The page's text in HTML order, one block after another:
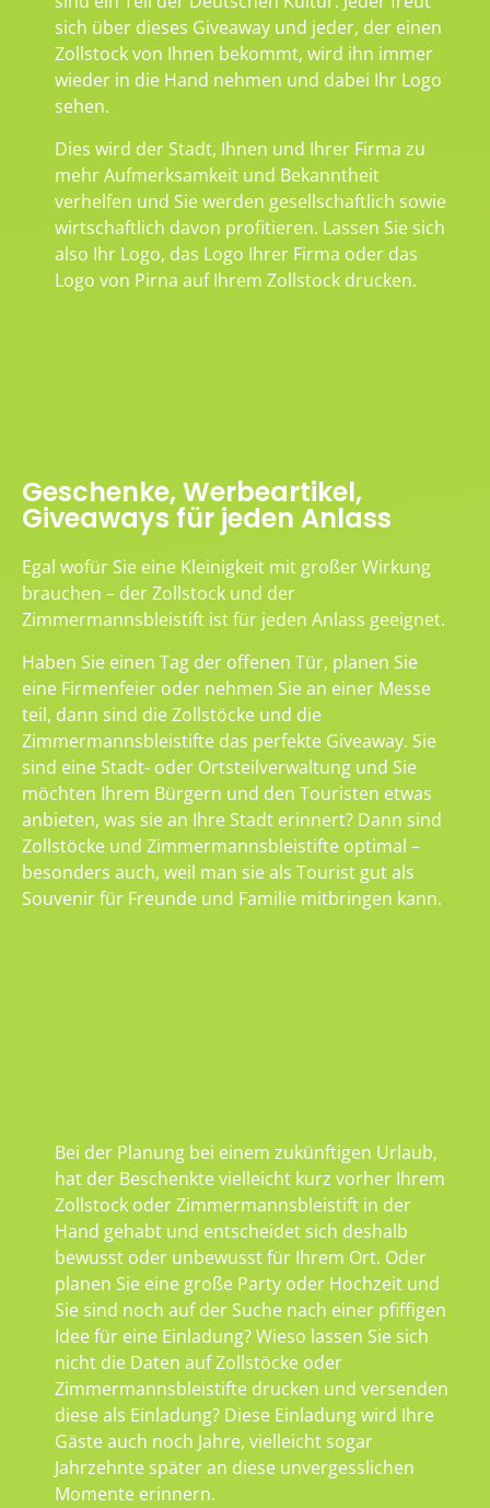
sich über dieses Giveaway und jeder, der einen
Zollstock von Ihnen bekommt, wird ihn immer
wieder in die Hand nehmen und dabei Ihr Logo
sehen.
Dies wird der Stadt, Ihnen und Ihrer Firma zu
mehr Aufmerksamkeit und Bekanntheit
verhelfen und Sie werden gesellschaftlich sowie
wirtschaftlich davon profitieren. Lassen Sie sich
also Ihr Logo, das Logo Ihrer Firma oder das
Logo von Pirna auf Ihrem Zollstock drucken.
Geschenke, Werbeartikel,
Giveaways für jeden Anlass
Egal wofür Sie eine Kleinigkeit mit großer Wirkung
brauchen – der Zollstock und der
Zimmermannsbleistift ist für jeden Anlass geeignet.
Haben Sie einen Tag der offenen Tür, planen Sie
eine Firmenfeier oder nehmen Sie an einer Messe
teil, dann sind die Zollstöcke und die
Zimmermannsbleistifte das perfekte Giveaway. Sie
sind eine Stadt- oder Ortsteilverwaltung und Sie
möchten Ihrem Bürgern und den Touristen etwas
anbieten, was sie an Ihre Stadt erinnert? Dann sind
Zollstöcke und Zimmermannsbleistifte optimal –
besonders auch, weil man sie als Tourist gut als
Souvenir für Freunde und Familie mitbringen kann.
Bei der Planung bei einem zukünftigen Urlaub,
hat der Beschenkte vielleicht kurz vorher Ihrem
Zollstock oder Zimmermannsbleistift in der
Hand gehabt und entscheidet sich deshalb
bewusst oder unbewusst für Ihrem Ort. Oder
planen Sie eine große Party oder Hochzeit und
Sie sind noch auf der Suche nach einer pfiffigen
Idee für eine Einladung? Wieso lassen Sie sich
nicht die Daten auf Zollstöcke oder
Zimmermannsbleistifte drucken und versenden
diese als Einladung? Diese Einladung wird Ihre
Gäste auch noch Jahre, vielleicht sogar
Jahrzehnte später an diese unvergesslichen
Momente erinnern.